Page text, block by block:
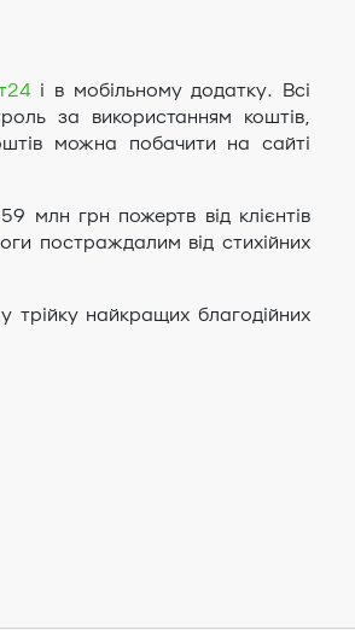
і в мобільному додатку. Всі
за використанням коштів,
можна побачити на сайті
млн грн пожертв від клієнтів
постраждалим від стихійних
трійку найкращих благодійних